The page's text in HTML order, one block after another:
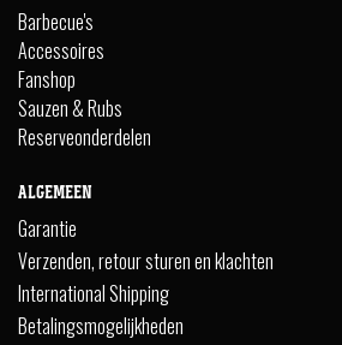
Barbecue's
Accessoires
Fanshop
Sauzen & Rubs
Reserveonderdelen
ALGEMEEN
Garantie
Verzenden, retour sturen en klachten
International Shipping
Betalingsmogelijkheden